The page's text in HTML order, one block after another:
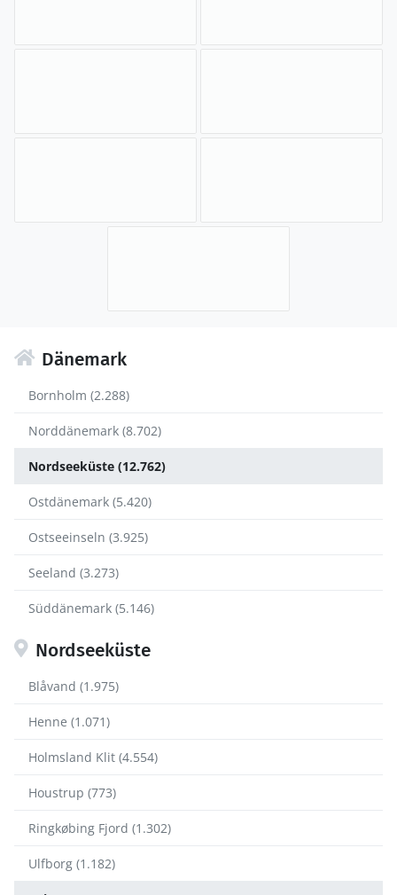
Dänemark
Bornholm (2.288)
Norddänemark (8.702)
Nordseeküste (12.762)
Ostdänemark (5.420)
Ostseeinseln (3.925)
Seeland (3.273)
Süddänemark (5.146)
Nordseeküste
Blåvand (1.975)
Henne (1.071)
Holmsland Klit (4.554)
Houstrup (773)
Ringkøbing Fjord (1.302)
Ulfborg (1.182)